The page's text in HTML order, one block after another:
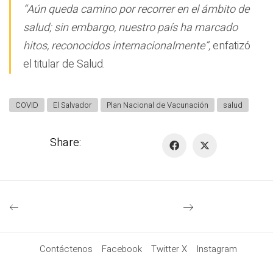
“Aún queda camino por recorrer en el ámbito de
salud; sin embargo, nuestro país ha marcado
hitos, reconocidos internacionalmente”,enfatizó
el titular de Salud.
COVID El Salvador Plan Nacional de Vacunación salud
Share:
Contáctenos Facebook Twitter X Instagram